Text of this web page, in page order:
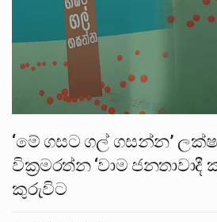
‘මේ ගසට ගල් ගසන්න’
වික්‍රමරත්න ‘වාම ජනතාවාදී
කුරුවිට